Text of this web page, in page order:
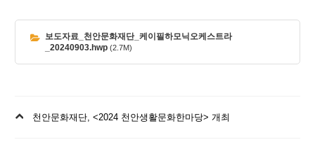
보도자료_천안문화재단_케이필하모닉오케스트라
_20240903.hwp(2.7M)
이
천안문화재단, <2024 천안생활문화한마당> 개최